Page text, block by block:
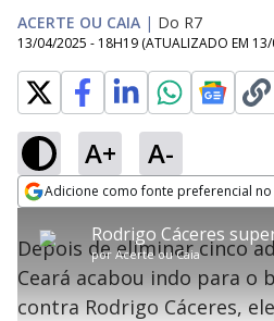
ACERTE OU CAIA | Do R7
13/04/2025 - 18H19 (ATUALIZADO EM
A+ A-
Adicione como fonte preferencial no
a
modal
window.
modal
explore
Conteúdo
Lamentamos, mas o vídeo que está
exclusiva em território
por Acerte ou Caia
Depois de eliminar cinco
Ceará acabou indo para o
contra Rodrigo Cáceres,